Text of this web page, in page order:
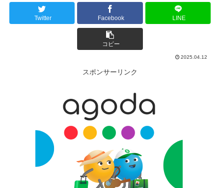
Twitter Facebook LINE
コピー
2025.04.12
スポンサーリンク